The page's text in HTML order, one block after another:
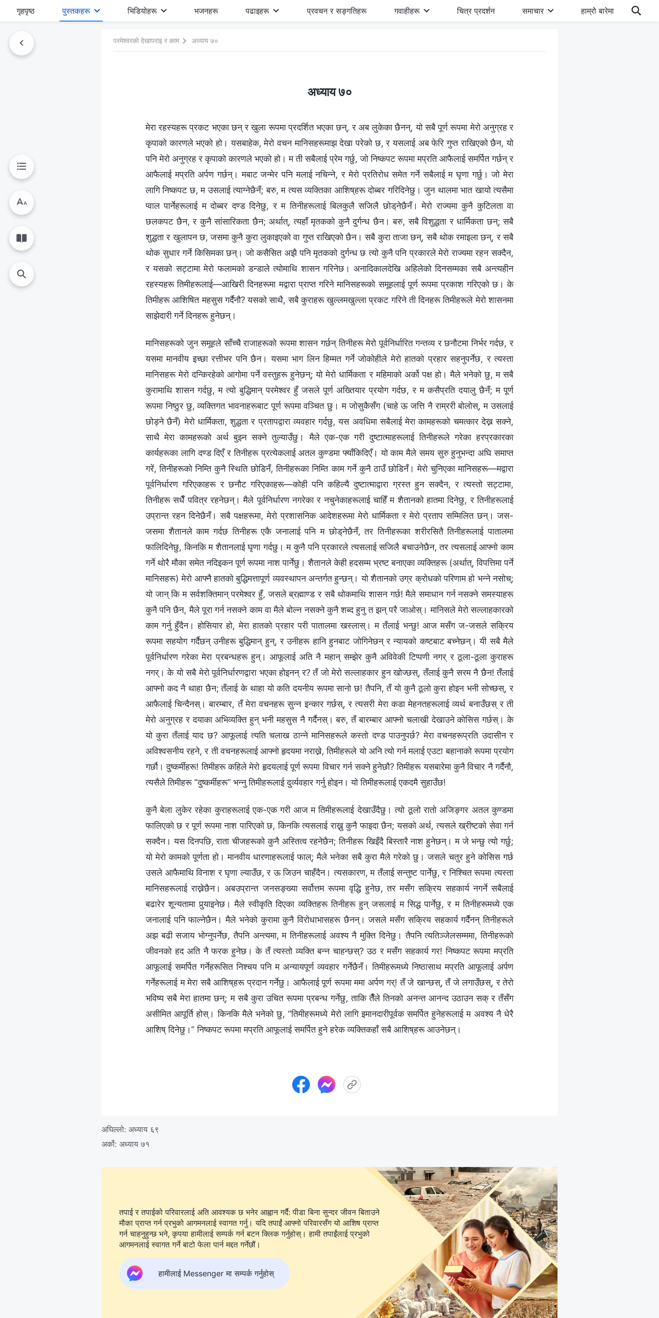
गृहपृष्ठ पुस्तकहरू भिडियोहरू भजनहरू पढाइहरू प्रवचन र सङ्गतिहरू गवाहीहरू चित्र प्रदर्शन समाचार हाम्रो बारेमा
परमेश्‍वरको देखापराइ र काम अध्याय ७०
अध्याय ७०
मेरा रहस्यहरू प्रकट भएका छन् र खुला रूपमा प्रदर्शित भएका छन्, र अब लुकेका छैनन्, यो सबै पूर्ण रूपमा मेरो अनुग्रह र
कृपाको कारणले भएको हो। यसबाहेक, मेरो वचन मानिसहरूमाझ देखा परेको छ, र यसलाई अब फेरि गुप्त राखिएको छैन, यो
पनि मेरो अनुग्रह र कृपाको कारणले भएको हो। म ती सबैलाई प्रेम गर्छु, जो निष्कपट रूपमा मप्रति आफैलाई समर्पित गर्छन् र
आफैलाई मप्रति अर्पण गर्छन्। मबाट जन्मेर पनि मलाई नचिन्‍ने, र मेरो प्रतिरोध समेत गर्ने सबैलाई म घृणा गर्छु। जो मेरा
लागि निष्कपट छ, म उसलाई त्‍याग्‍नेछैनँ; बरु, म त्यस व्यक्तिका आशिष्‌हरू दोब्बर गरिदिनेछु। जुन थालमा भात खायो त्यसैमा
प्वाल पार्नेहरूलाई म दोब्बर दण्ड दिनेछु, र म तिनीहरूलाई बिलकुलै सजिलै छोड्‌नेछैनँ। मेरो राज्यमा कुनै कुटिलता वा
छलकपट छैन, र कुनै सांसारिकता छैन; अर्थात्, त्यहाँ मृतकको कुनै दुर्गन्ध छैन। बरु, सबै विशुद्धता र धार्मिकता छन्; सबै
शुद्धता र खुलापन छ, जसमा कुनै कुरा लुकाइएको वा गुप्त राखिएको छैन। सबै कुरा ताजा छन्, सबै थोक रमाइला छन्, र सबै
थोक सुधार गर्ने किसिमका छन्। जो कसैसित अझै पनि मृतकको दुर्गन्ध छ त्यो कुनै पनि प्रकारले मेरो राज्यमा रहन सक्दैन,
र यसको सट्टामा मेरो फलामको डन्डाले त्योमाथि शासन गरिनेछ। अनादिकालदेखि अहिलेको दिनसम्मका सबै अन्त्यहीन
रहस्यहरू तिमीहरूलाई—आखिरी दिनहरूमा मद्वारा प्राप्त गरिने मानिसहरूको समूहलाई पूर्ण रूपमा प्रकाश गरिएको छ। के
तिमीहरू आशिषित महसुस गर्दैनौ? यसको साथै, सबै कुराहरू खुल्लमखुल्ला प्रकट गरिने ती दिनहरू तिमीहरूले मेरो शासनमा
साझेदारी गर्ने दिनहरू हुनेछन्।
मानिसहरूको जुन समूहले साँच्चै राजाहरूको रूपमा शासन गर्छन् तिनीहरू मेरो पूर्वनिर्धारित गन्तव्य र छनौटमा निर्भर गर्दछ, र
यसमा मानवीय इच्छा रत्तीभर पनि छैन। यसमा भाग लिन हिम्मत गर्ने जोकोहीले मेरो हातको प्रहार सहनुपर्नेछ, र त्यस्ता
मानिसहरू मेरो दन्किरहेको आगोमा पर्ने वस्तुहरू हुनेछन्; यो मेरो धार्मिकता र महिमाको अर्को पक्ष हो। मैले भनेको छु, म सबै
कुरामाथि शासन गर्दछु, म त्यो बुद्धिमान् परमेश्‍वर हुँ जसले पूर्ण अख्तियार प्रयोग गर्दछ, र म कसैप्रति दयालु छैनँ; म पूर्ण
रूपमा निष्ठुर छु, व्यक्तिगत भावनाहरूबाट पूर्ण रूपमा वञ्चित छु। म जोसुकैसँग (चाहे ऊ जत्ति नै राम्ररी बोलोस्, म उसलाई
छोड्ने छैनँ) मेरो धार्मिकता, शुद्धता र प्रतापद्वारा व्यवहार गर्दछु, यस अवधिमा सबैलाई मेरा कामहरूको चमत्कार देख्न सक्ने,
साथै मेरा कामहरूको अर्थ बुझ्न सक्‍ने तुल्याउँछु। मैले एक-एक गरी दुष्टात्माहरूलाई तिनीहरूले गरेका हरप्रकारका
कार्यहरूका लागि दण्ड दिएँ र तिनीहरू प्रत्येकलाई अतल कुण्डमा फ्याँकिदिएँ। यो काम मैले समय सुरु हुनुभन्दा अघि समाप्त
गरें, तिनीहरूको निम्ति कुनै स्थिति छोडिनँ, तिनीहरूका निम्ति काम गर्ने कुनै ठाउँ छोडिनँ। मेरो चुनिएका मानिसहरू—मद्वारा
पूर्वनिर्धारण गरिएकाहरू र छनौट गरिएकाहरू—कोही पनि कहिल्यै दुष्टात्माद्वारा ग्रस्त हुन सक्दैन, र त्यस्तो सट्टामा,
तिनीहरू सधैँ पवित्र रहनेछन्। मैले पूर्वनिर्धारण नगरेका र नचुनेकाहरूलाई चाहिँ म शैतानको हातमा दिनेछु, र तिनीहरूलाई
उप्रान्त रहन दिनेछैनँ। सबै पक्षहरूमा, मेरो प्रशासनिक आदेशहरूमा मेरो धार्मिकता र मेरो प्रताप सम्मिलित छन्। जस-
जसमा शैतानले काम गर्दछ तिनीहरू एकै जनालाई पनि म छोड्‌नेछैनँ, तर तिनीहरूका शरीरसितै तिनीहरूलाई पातालमा
फालिदिनेछु, किनकि म शैतानलाई घृणा गर्दछु। म कुनै पनि प्रकारले त्यसलाई सजिलै बचाउनेछैन, तर त्यसलाई आफ्नो काम
गर्ने थोरै मौका समेत नदिइकन पूर्ण रूपमा नाश पार्नेछु। शैतानले केही हदसम्म भ्रष्ट बनाएका व्यक्तिहरू (अर्थात्, विपत्तिमा पर्ने
मानिसहरू) मेरो आफ्नै हातको बुद्धिमत्तापूर्ण व्यवस्थापन अन्तर्गत हुन्छन्। यो शैतानको उग्र क्रोधको परिणाम हो भन्‍ने नसोच्;
यो जान् कि म सर्वशक्तिमान् परमेश्‍वर हुँ, जसले ब्रह्माण्ड र सबै थोकमाथि शासन गर्छ! मैले समाधान गर्न नसक्ने समस्याहरू
कुनै पनि छैन, मैले पूरा गर्न नसक्ने काम वा मैले बोल्न नसक्ने कुनै शब्द हुनु त झन् परै जाओस्। मानिसले मेरो सल्लाहकारको
काम गर्नु हुँदैन। होसियार हो, मेरा हातको प्रहार परी पातालमा खस्लास्। म तँलाई भन्छु! आज मसँग ज-जसले सक्रिय
रूपमा सहयोग गर्दैछन् उनीहरू बुद्धिमान् हुन्, र उनीहरू हानि हुनबाट जोगिनेछन् र न्यायको कष्टबाट बच्नेछन्। यी सबै मैले
पूर्वनिर्धारण गरेका मेरा प्रबन्धहरू हुन्। आफूलाई अति नै महान् सम्झेर कुनै अविवेकी टिप्पणी नगर् र ठूला-ठूला कुराहरू
नगर्। के यो सबै मेरो पूर्वनिर्धारणद्वारा भएका होइनन् र? तँ जो मेरो सल्लाहकार हुन खोज्छस्, तँलाई कुनै सरम नै छैन! तँलाई
आफ्नो कद नै थाहा छैन; तँलाई के थाहा यो कति दयनीय रूपमा सानो छ! तैपनि, तँ यो कुनै ठूलो कुरा होइन भनी सोच्छस्, र
आफैलाई चिन्दैनस्। बारम्बार, तँ मेरा वचनहरू सुन्न इन्कार गर्छस्, र त्यसरी मेरा कडा मेहनतहरूलाई व्यर्थ बनाउँछस् र ती
मेरो अनुग्रह र दयाका अभिव्यक्ति हुन् भनी महसुस नै गर्दैनस्। बरु, तँ बारम्बार आफ्नो चलाखी देखाउने कोसिस गर्छस्। के
यो कुरा तँलाई याद छ? आफूलाई त्यति चलाख ठान्ने मानिसहरूले कस्तो दण्ड पाउनुपर्छ? मेरा वचनहरूप्रति उदासीन र
अविश्‍वसनीय रहने, र ती वचनहरूलाई आफ्नो हृदयमा नराख्ने, तिमीहरूले यो अनि त्यो गर्न मलाई एउटा बहानाको रूपमा प्रयोग
गर्छौ। दुष्कर्मीहरू! तिमीहरू कहिले मेरो हृदयलाई पूर्ण रूपमा विचार गर्न सक्ने हुनेछौ? तिमीहरू यसबारेमा कुनै विचार नै गर्दैनौ,
त्यसैले तिमीहरू “दुष्कर्मीहरू” भन्नु तिमीहरूलाई दुर्व्यवहार गर्नु होइन। यो तिमीहरूलाई एकदमै सुहाउँछ!
कुनै बेला लुकेर रहेका कुराहरूलाई एक-एक गरी आज म तिमीहरूलाई देखाउँदैछु। त्यो ठूलो रातो अजिङ्गर अतल कुण्डमा
फालिएको छ र पूर्ण रूपमा नाश पारिएको छ, किनकि त्यसलाई राख्नु कुनै फाइदा छैन; यसको अर्थ, त्यसले ख्रीष्टको सेवा गर्न
सक्दैन। यस दिनपछि, राता चीजहरूको कुनै अस्तित्व रहनेछैन; तिनीहरू खिइँदै बिस्तारै नाश हुनेछन्। म जे भन्छु त्यो गर्छु;
यो मेरो कामको पूर्णता हो। मानवीय धारणाहरूलाई फाल्; मैले भनेका सबै कुरा मैले गरेको छु। जसले चतुर हुने कोसिस गर्छ
उसले आफैमाथि विनाश र घृणा ल्याउँछ, र ऊ जिउन चाहँदैन। त्यसकारण, म तँलाई सन्तुष्ट पार्नेछु, र निश्चित रूपमा त्यस्ता
मानिसहरूलाई राख्नेछैन। अबउप्रान्त जनसङ्ख्या सर्वोत्तम रूपमा वृद्धि हुनेछ, तर मसँग सक्रिय सहकार्य नगर्ने सबैलाई
बढारेर शून्यतामा पुर्‍याइनेछ। मैले स्वीकृति दिएका व्यक्तिहरू तिनीहरू हुन् जसलाई म सिद्ध पार्नेछु, र म तिनीहरूमध्ये एक
जनालाई पनि फाल्नेछैन। मैले भनेको कुरामा कुनै विरोधाभासहरू छैनन्। जसले मसँग सक्रिय सहकार्य गर्दैनन् तिनीहरूले
अझ बढी सजाय भोग्नुपर्नेछ, तैपनि अन्त्यमा, म तिनीहरूलाई अवश्य नै मुक्ति दिनेछु। तैपनि त्यतिञ्जेलसम्ममा, तिनीहरूको
जीवनको हद अति नै फरक हुनेछ। के तँ त्यस्तो व्यक्ति बन्न चाहन्छस्? उठ र मसँग सहकार्य गर! निष्कपट रूपमा मप्रति
आफूलाई समर्पित गर्नेहरूसित निश्चय पनि म अन्यायपूर्ण व्यवहार गर्नेछैनँ। तिमीहरूमध्ये निष्ठासाथ मप्रति आफूलाई अर्पण
गर्नेहरूलाई म मेरा सबै आशिष्‌हरू प्रदान गर्नेछु। आफैलाई पूर्ण रूपमा ममा अर्पण गर्! तँ जे खान्छस्, तँ जे लगाउँछस्, र तेरो
भविष्य सबै मेरा हातमा छन्; म सबै कुरा उचित रूपमा प्रबन्ध गर्नेछु, ताकि तैँले तिनको अनन्त आनन्द उठाउन सक् र तँसँग
असीमित आपूर्ति होस्। किनकि मैले भनेको छु, “तिमीहरूमध्ये मेरो लागि इमानदारीपूर्वक समर्पित हुनेहरूलाई म अवश्य नै धेरै
आशिष्‌ दिनेछु।” निष्कपट रूपमा मप्रति आफूलाई समर्पित हुने हरेक व्यक्तिकहाँ सबै आशिष्‌हरू आउनेछन्।
अघिल्लो: अध्याय ६९
अर्को: अध्याय ७१
तपाई र तपाईको परिवारलाई अति आवश्यक छ भनेर आह्वान गर्दै: पीडा बिना सुन्दर जीवन बिताउने
मौका प्राप्त गर्न प्रभुको आगमनलाई स्वागत गर्नु। यदि तपाईं आफ्नो परिवारसँग यो आशिष प्राप्त
गर्न चाहनुहुन्छ भने, कृपया हामीलाई सम्पर्क गर्न बटन क्लिक गर्नुहोस्। हामी तपाईंलाई प्रभुको
आगमनलाई स्वागत गर्ने बाटो फेला पार्न मद्दत गर्नेछौं।
हामीलाई Messenger मा सम्पर्क गर्नुहोस्